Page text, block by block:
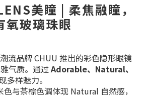
美瞳 | 柔焦融瞳，
氧玻璃珠眼
流品牌 CHUU 推出的彩色隐形眼镜
气质。 通过Adorable、Natural、
多样魅力。
色与茶棕色调体现 Natural 自然感，